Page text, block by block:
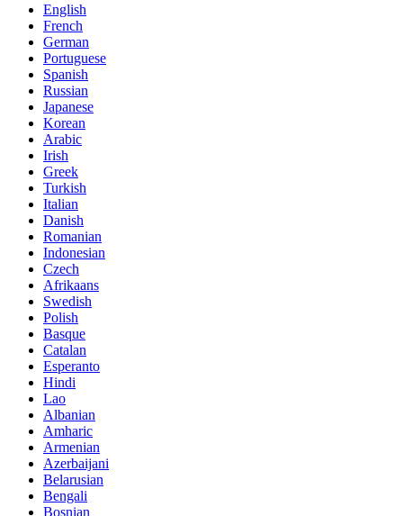
English
French
German
Portuguese
Spanish
Russian
Japanese
Korean
Arabic
Irish
Greek
Turkish
Italian
Danish
Romanian
Indonesian
Czech
Afrikaans
Swedish
Polish
Basque
Catalan
Esperanto
Hindi
Lao
Albanian
Amharic
Armenian
Azerbaijani
Belarusian
Bengali
Bosnian